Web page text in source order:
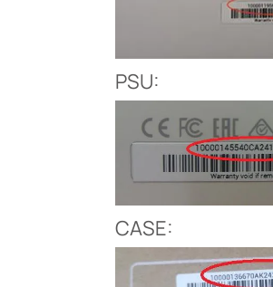
PSU:
CASE: